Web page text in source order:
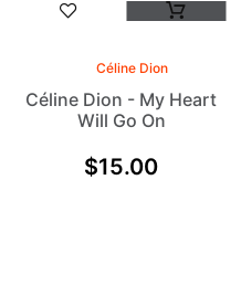
Céline Dion
Céline Dion - My Heart
Will Go On
$15.00